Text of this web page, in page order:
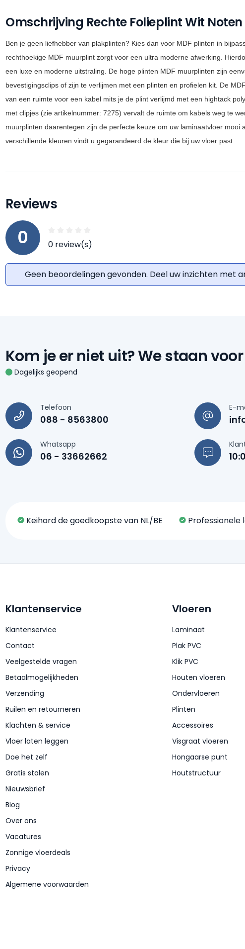
Omschrijving Rechte Folieplint Wit Noten
Ben je geen liefhebber van plakplinten? Kies dan voor MDF plinten in
rechthoekige MDF muurplint zorgt voor een ultra moderne afwerking.
een luxe en moderne uitstraling. De hoge plinten MDF muurplinten zijn
bevestigingsclips of zijn te verlijmen met een plinten en profielen kit. De
van een ruimte voor een kabel mits je de plint verlijmd met een hightack
met clipjes (zie artikelnummer: 7275) vervalt de ruimte om kabels weg te
muurplinten daarentegen zijn de perfecte keuze om uw laminaatvloer mooi
verschillende kleuren vindt u gegarandeerd de kleur die bij uw vloer past.
Reviews
0 0 review(s)
Geen beoordelingen gevonden. Deel uw inzichten met
Kom je er niet uit?We staan
Dagelijks geopend
Telefoon
088 - 8563800
E-
Whatsapp
06 - 33662662
Keihard de goedkoopste van NL/BE Professionele
Klantenservice
Klantenservice
Contact
Veelgestelde vragen
Betaalmogelijkheden
Verzending
Ruilen en retourneren
Klachten & service
Vloer laten leggen
Doe het zelf
Gratis stalen
Nieuwsbrief
Blog
Over ons
Vacatures
Zonnige vloerdeals
Privacy
Algemene voorwaarden
Vloeren
Laminaat
Plak PVC
Klik PVC
Houten vloeren
Ondervloeren
Plinten
Accessoires
Visgraat vloeren
Hongaarse punt
Houtstructuur